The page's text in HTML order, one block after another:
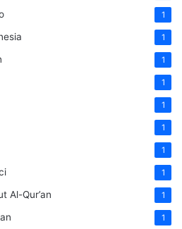
1
1
1
1
1
1
1
1
Al-Qur’an 1
1